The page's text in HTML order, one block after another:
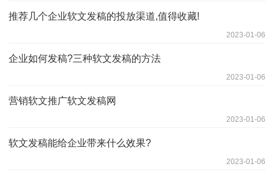
推荐几个企业软文发稿的投放渠道,值得收藏!
2023-01-06
企业如何发稿?三种软文发稿的方法
2023-01-06
营销软文推广软文发稿网
2023-01-06
软文发稿能给企业带来什么效果?
2023-01-06